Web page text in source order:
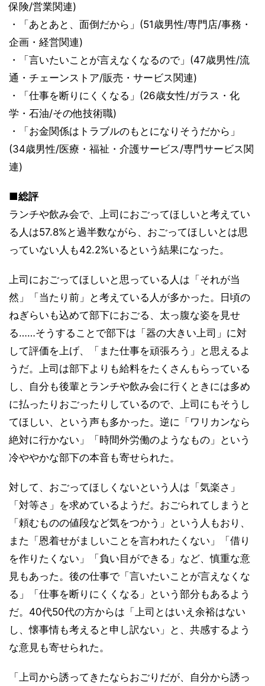
保険/営業関連)
・「あとあと、面倒だから」(51歳男性/専門店/事務・
企画・経営関連)
・「言いたいことが言えなくなるので」(47歳男性/流
通・チェーンストア/販売・サービス関連)
・「仕事を断りにくくなる」(26歳女性/ガラス・化
学・石油/その他技術職)
・「お金関係はトラブルのもとになりそうだから」
(34歳男性/医療・福祉・介護サービス/専門サービス関
連)
■総評
ランチや飲み会で、上司におごってほしいと考えてい
る人は57.8%と過半数ながら、おごってほしいとは思
っていない人も42.2%いるという結果になった。
上司におごってほしいと思っている人は「それが当
然」「当たり前」と考えている人が多かった。日頃の
ねぎらいも込めて部下におごる、太っ腹な姿を見せ
る……そうすることで部下は「器の大きい上司」に対
して評価を上げ、「また仕事を頑張ろう」と思えるよ
うだ。上司は部下よりも給料をたくさんもらっている
し、自分も後輩とランチや飲み会に行くときには多め
に払ったりおごったりしているので、上司にもそうし
てほしい、という声も多かった。逆に「ワリカンなら
絶対に行かない」「時間外労働のようなもの」という
冷ややかな部下の本音も寄せられた。
対して、おごってほしくないという人は「気楽さ」
「対等さ」を求めているようだ。おごられてしまうと
「頼むものの値段など気をつかう」という人もおり、
また「恩着せがましいことを言われたくない」「借り
を作りたくない」「負い目ができる」など、慎重な意
見もあった。後の仕事で「言いたいことが言えなくな
る」「仕事を断りにくくなる」という部分もあるよう
だ。40代50代の方からは「上司とはいえ余裕はない
し、懐事情も考えると申し訳ない」と、共感するよう
な意見も寄せられた。
「上司から誘ってきたならおごりだが、自分から誘っ